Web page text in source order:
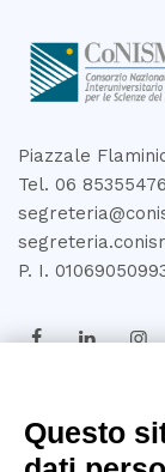
Piazzale
Tel. 06 85355476
P. I.
TRASPARENZA
Questo